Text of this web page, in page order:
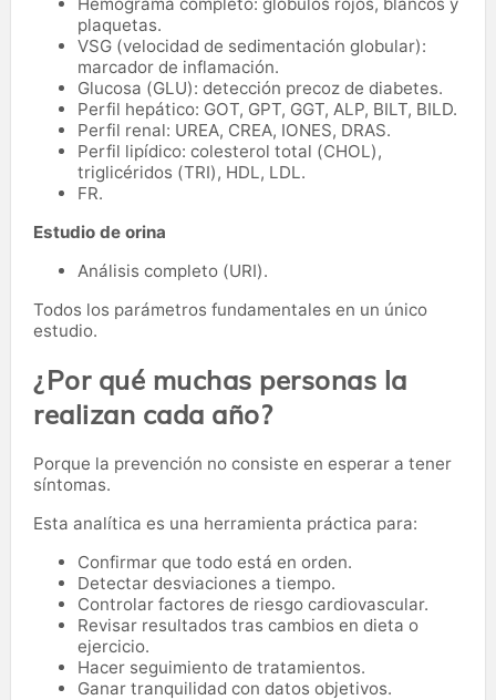
plaquetas.
VSG (velocidad de sedimentación globular):
marcador de inflamación.
Glucosa (GLU): detección precoz de diabetes.
Perfil hepático: GOT, GPT, GGT, ALP, BILT, BILD.
Perfil renal: UREA, CREA, IONES, DRAS.
Perfil lipídico: colesterol total (CHOL),
triglicéridos (TRI), HDL, LDL.
FR.
Estudio de orina
Análisis completo (URI).
Todos los parámetros fundamentales en un único
estudio.
¿Por qué muchas personas la
realizan cada año?
Porque la prevención no consiste en esperar a tener
síntomas.
Esta analítica es una herramienta práctica para:
Confirmar que todo está en orden.
Detectar desviaciones a tiempo.
Controlar factores de riesgo cardiovascular.
Revisar resultados tras cambios en dieta o
ejercicio.
Hacer seguimiento de tratamientos.
Ganar tranquilidad con datos objetivos.